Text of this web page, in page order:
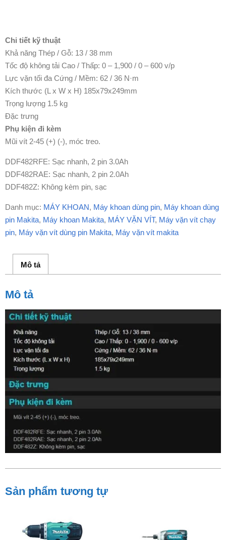
Chi tiết kỹ thuật
Khả năng Thép / Gỗ: 13 / 38 mm
Tốc độ không tải Cao / Thấp: 0 – 1,900 / 0 – 600 v/p
Lực vặn tối đa Cứng / Mềm: 62 / 36 N·m
Kích thước (L x W x H) 185x79x249mm
Trọng lượng 1.5 kg
Đặc trưng
Phụ kiện đi kèm
Mũi vít 2-45 (+) (-), móc treo.
DDF482RFE: Sạc nhanh, 2 pin 3.0Ah
DDF482RAE: Sạc nhanh, 2 pin 2.0Ah
DDF482Z: Không kèm pin, sạc
Danh mục: MÁY KHOAN, Máy khoan dùng pin, Máy khoan dùng
pin Makita, Máy khoan Makita, MÁY VẶN VÍT, Máy vặn vít chạy
pin, Máy vặn vít dùng pin Makita, Máy vặn vít makita
Mô tả
Mô tả
Sản phẩm tương tự